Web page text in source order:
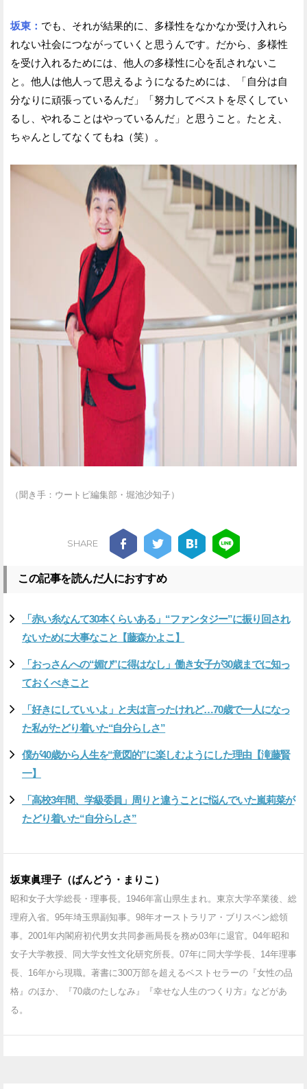
坂東： でも、それが結果的に、多様性をなかなか受け入れら
れない社会につながっていくと思うんです。だから、多様性
を受け入れるためには、他人の多様性に心を乱されないこ
と。他人は他人って思えるようになるためには、「自分は自
分なりに頑張っているんだ」「努力してベストを尽くしてい
るし、やれることはやっているんだ」と思うこと。たとえ、
ちゃんとしてなくてもね（笑）。
（聞き手：ウートピ編集部・堀池沙知子）
SHARE
この記事を読んだ人におすすめ
「赤い糸なんて30本くらいある」“ファンタジー”に振り回され
ないために大事なこと【藤森かよこ】
「おっさんへの“媚び”に得はなし」働き女子が30歳までに知っ
ておくべきこと
「好きにしていいよ」と夫は言ったけれど…70歳で一人になっ
た私がたどり着いた“自分らしさ”
僕が40歳から人生を“意図的”に楽しむようにした理由【滝藤賢
一】
「高校3年間、学級委員」周りと違うことに悩んでいた嵐莉菜が
たどり着いた“自分らしさ”
坂東眞理子（ばんどう・まりこ）
昭和女子大学総長・理事長。1946年富山県生まれ。東京大学卒業後、総
理府入省。95年埼玉県副知事。98年オーストラリア・ブリスベン総領
事。2001年内閣府初代男女共同参画局長を務め03年に退官。04年昭和
女子大学教授、同大学女性文化研究所長。07年に同大学学長、14年理事
長、16年から現職。著書に300万部を超えるベストセラーの『女性の品
格』のほか、『70歳のたしなみ』『幸せな人生のつくり方』などがあ
る。